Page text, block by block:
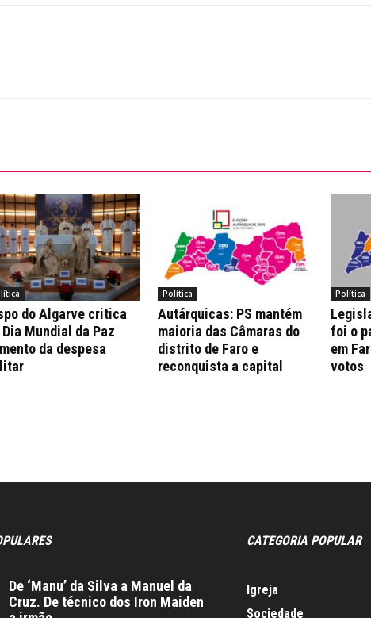
do Algarve critica
Dia Mundial da Paz
da despesa
Política
Autárquicas: PS mantém
maioria das Câmaras do
distrito de Faro e
reconquista a capital
Política
foi o
em
votos
De ‘Manu’ da Silva a Manuel da
Cruz. De técnico dos Iron Maiden
CATEGORIA POPULAR
Igreja
Sociedade